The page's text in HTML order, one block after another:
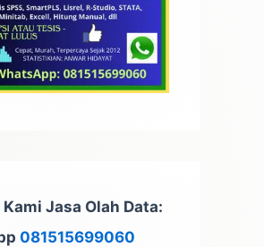
Jasa Olah Data:
081515699060